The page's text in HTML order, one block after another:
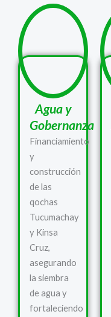
Agua y
Gobernanza
Financiamiento
y
construcción
de las
qochas
Tucumachay
y Kinsa
Cruz,
asegurando
la siembra
de agua y
fortaleciendo